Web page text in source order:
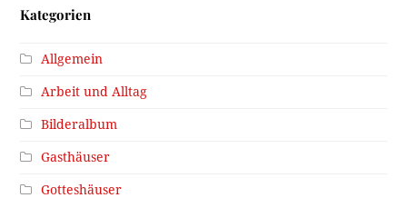
Kategorien
Allgemein
Arbeit und Alltag
Bilderalbum
Gasthäuser
Gotteshäuser